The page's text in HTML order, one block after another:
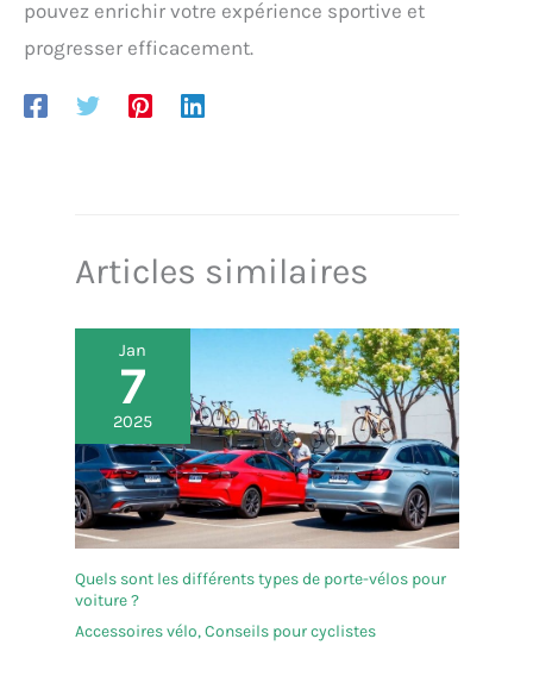
pouvez enrichir votre expérience sportive et
progresser efficacement.
Articles similaires
Jan
7
2025
Quels sont les différents types de porte-vélos pour
voiture ?
Accessoires vélo,Conseils pour cyclistes